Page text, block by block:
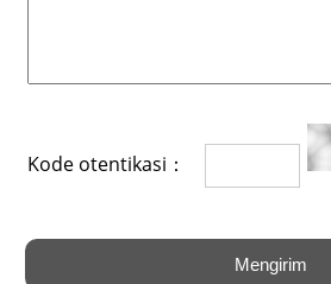
Kode otentikasi：